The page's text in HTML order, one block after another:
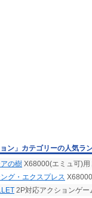
ョン」カテゴリーの人気ラ
の樹 X68000(エミュ可)
グ・エクスプレス
2P対応アクションゲー